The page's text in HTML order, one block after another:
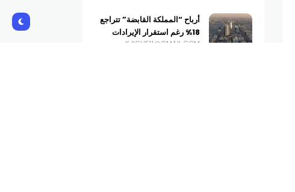
أرباح “المملكة القابضة” تتراجع
18% رغم استقرار الإيرادات
KJICHE11@GMAIL.COM